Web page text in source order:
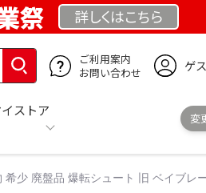
祭 詳しくはこちら
ご利用案内
お問い合わせ
ゲ
ストア
変
廃盤品 爆転シュート 旧 ベイブレ